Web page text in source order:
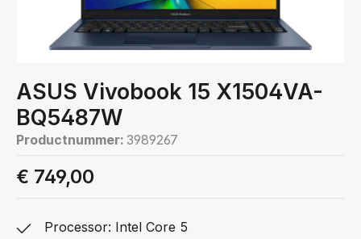
ASUS Vivobook 15 X1504VA-
BQ5487W
Productnummer: 3989267
€ 749,00
Processor: Intel Core 5